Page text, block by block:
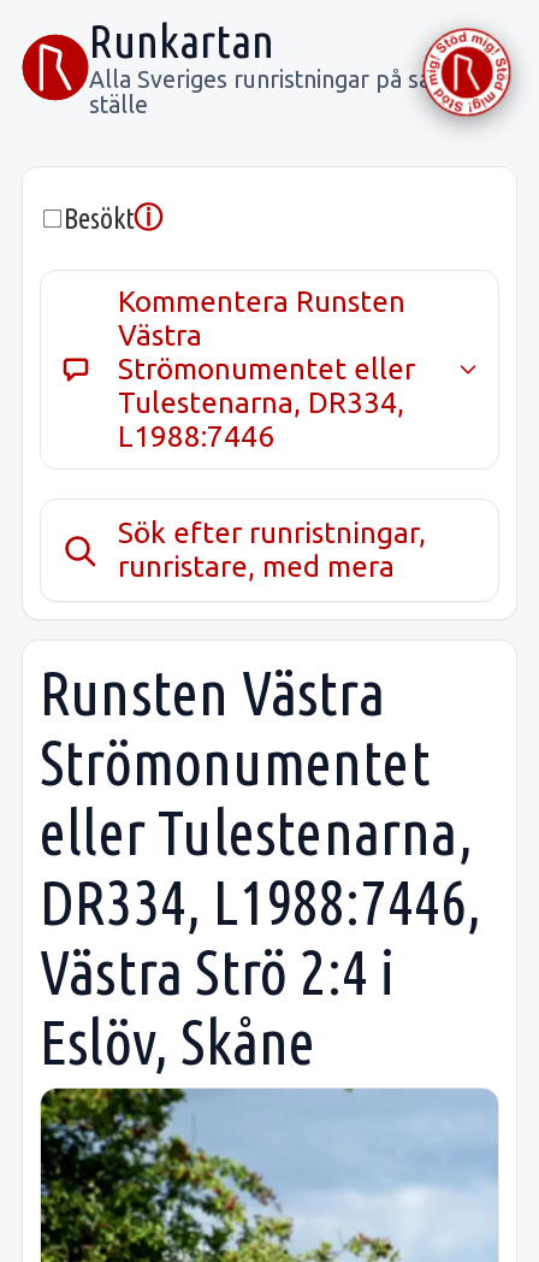
Runkartan
Alla Sveriges runristningar på samma
ställe
Besöktⓘ
Kommentera Runsten
Västra
Strömonumentet eller
Tulestenarna, DR334,
L1988:7446
Sök efter runristningar,
runristare, med mera
Runsten Västra
Strömonumentet
eller Tulestenarna,
DR334, L1988:7446,
Västra Strö 2:4 i
Eslöv, Skåne